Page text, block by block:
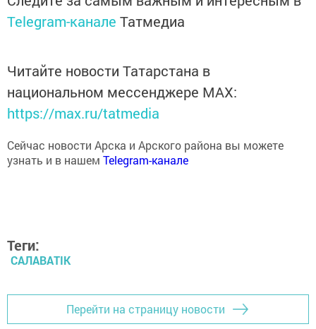
Telegram-канале Татмедиа
Читайте новости Татарстана в
национальном мессенджере MАХ:
https://max.ru/tatmedia
Сейчас новости Арска и Арского района вы можете
узнать и в нашем Telegram-канале
Теги:
САЛАВАTIK
Перейти на страницу новости